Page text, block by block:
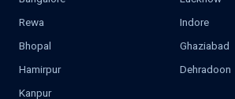
Rewa
Indore
Bhopal
Ghaziabad
Hamirpur
Dehradoon
Kanpur